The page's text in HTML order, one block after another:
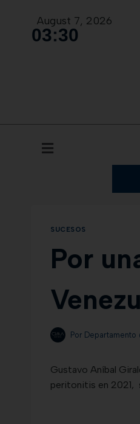
03:30
August 7, 2026
SUCESOS
Por
Por Departamento
Gustavo Aníbal
peritonitis en 2021,